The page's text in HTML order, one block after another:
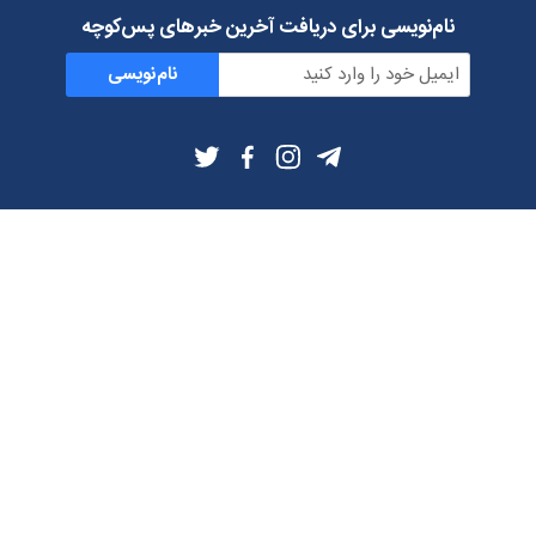
نام‌نویسی برای دریافت آخرین خبرهای پس‌کوچه
نام‌نویسی